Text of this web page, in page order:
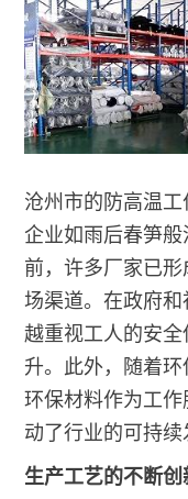
沧州市的防高温
企业如雨后春笋
前，许多厂家已
场渠道。在政府
越重视工人的安
升。此外，随着
环保材料作为工
动了行业的可持续
生产工艺的不断创